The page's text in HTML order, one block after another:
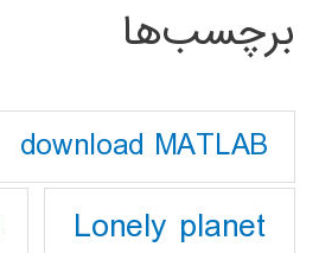
برچسب‌ها
download MATLAB
Lonely planet